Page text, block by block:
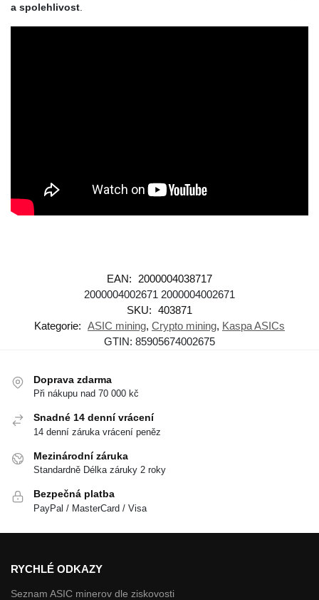
a spolehlivost
EAN:
2000004038717
2000004002671 2000004002671
SKU: 403871
Kategorie: ASIC mining, Crypto mining, Kaspa ASICs
GTIN: 85905674002675
Doprava zdarma
Při nákupu nad 70 000 kč
Snadné 14 denní vrácení
14 denní záruka vrácení peněz
Mezinárodní záruka
Standardně Délka záruky 2 roky
Bezpečná platba
PayPal / MasterCard / Visa
RYCHLÉ ODKAZY
Seznam ASIC minerov dle ziskovosti